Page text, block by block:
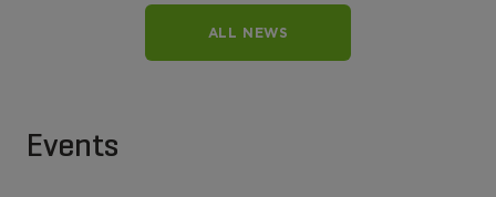
ALL NEWS
Events